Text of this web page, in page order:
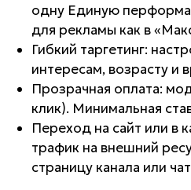
одну Единую
для рекламы как в
Гибкий таргетинг:
интересам, возрасту и
Прозрачная оплата:
клик). Минимальная
Переход на сайт или в
трафик на внешний
страницу канала или